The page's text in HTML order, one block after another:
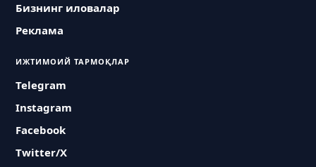
Бизнинг иловалар
Реклама
ИЖТИМОИЙ ТАРМОҚЛАР
Telegram
Instagram
Facebook
Twitter/X